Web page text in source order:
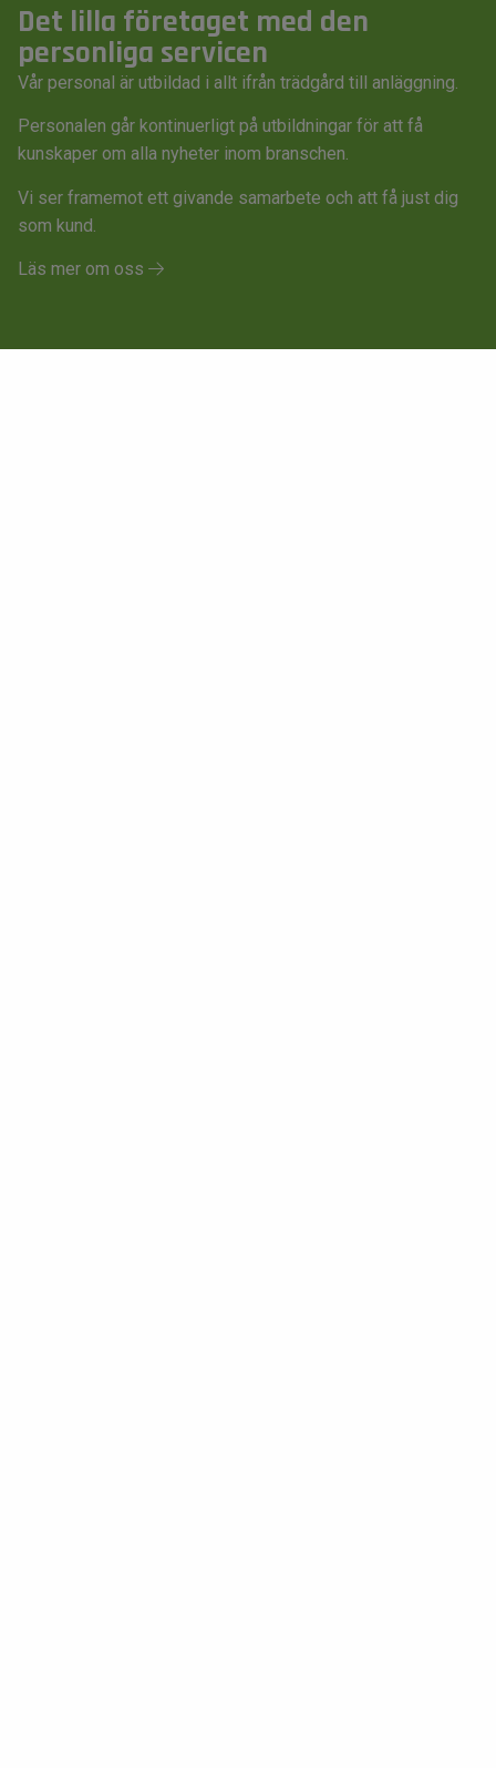
Det lilla företaget med den
personliga servicen
Vår personal är utbildad i allt ifrån trädgård till anläggning.
Personalen går kontinuerligt på utbildningar för att få
kunskaper om alla nyheter inom branschen.
Vi ser framemot ett givande samarbete och att få just dig
som kund.
Läs mer om oss